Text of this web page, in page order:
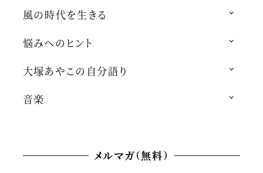
風の時代を生きる
悩みへのヒント
大塚あやこの自分語り
音楽
メルマガ（無料）